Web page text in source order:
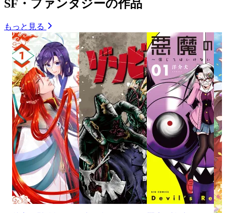
SF・ファンタジーの作品
もっと見る